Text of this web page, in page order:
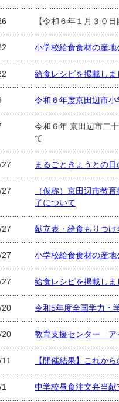
【令和６年１月３０
小学校給食食材の産
給食レシピを掲載しま
令和６年度京田辺市
令和６年 京田辺市二
て
まるごときょうとの
（仮称）京田辺市教
了について
献立表・給食もりつ
小学校給食食材の産
給食レシピを掲載しま
令和5年度全国学力・
教育支援センター ア
【開催結果】これか
中学校昼食注文弁当